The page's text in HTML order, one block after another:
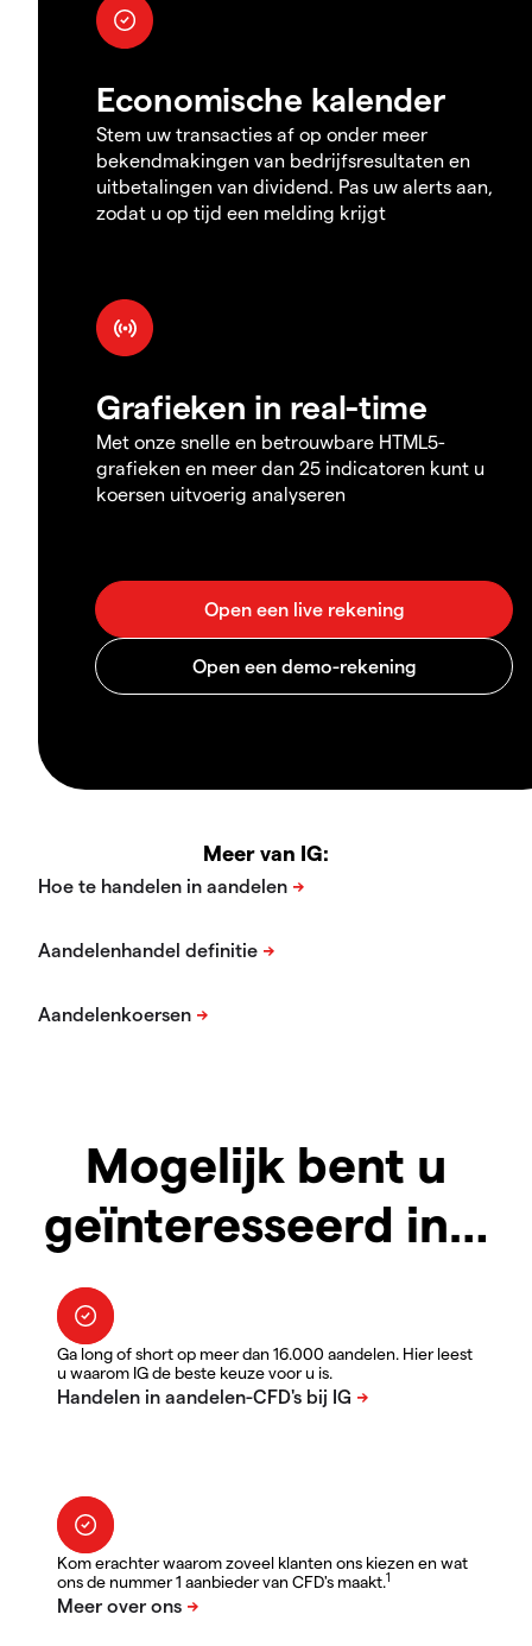
Economische kalender
Stem uw transacties af op onder meer
bekendmakingen van bedrijfsresultaten en
uitbetalingen van dividend. Pas uw alerts aan,
zodat u op tijd een melding krijgt
Grafieken in real-time
Met onze snelle en betrouwbare HTML5-
grafieken en meer dan 25 indicatoren kunt u
koersen uitvoerig analyseren
Meer van IG:
Mogelijk bent u
geïnteresseerd in…
Ga long of short op meer dan 16.000 aandelen. Hier leest
u waarom IG de beste keuze voor u is.
Kom erachter waarom zoveel klanten ons kiezen en wat
ons de nummer 1 aanbieder van CFD's maakt.1